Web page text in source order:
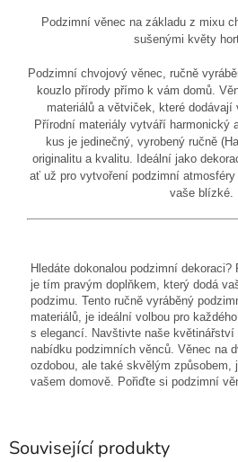
Související produkty
Podzimní věnec na základu z mixu
sušenými květy
Podzimní chvojový věnec, ručně
kouzlo přírody přímo k vám domů.
materiálů a větviček, které dodávají
Přírodní materiály vytváří harmonický
kus je jedinečný, vyrobený ručně
originalitu a kvalitu. Ideální jako
ať už pro vytvoření podzimní atmosféry
vaše blízké.
Hledáte dokonalou podzimní
je tím pravým doplňkem, který dodá
podzimu. Tento ručně vyráběný
materiálů, je ideální volbou pro
s elegancí. Navštivte naše květinářství
nabídku podzimních věnců. Věnec na
ozdobou, ale také skvělým způsobem,
vašem domově. Pořiďte si podzimní